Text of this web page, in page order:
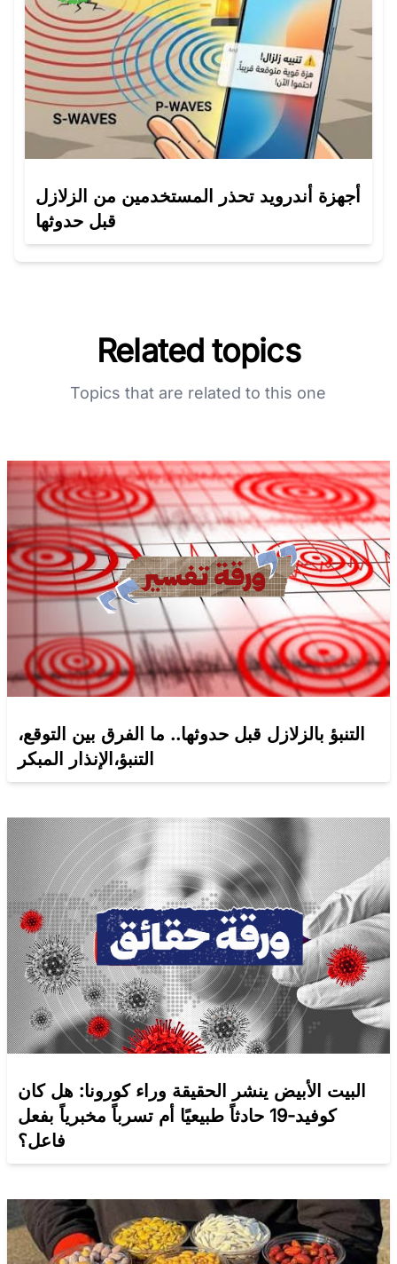
أجهزة أندرويد تحذر المستخدمين من الزلازل
قبل حدوثها
Related topics
Topics that are related to this one
التنبؤ بالزلازل قبل حدوثها.. ما الفرق بين التوقع،
التنبؤ،الإنذار المبكر
البيت الأبيض ينشر الحقيقة وراء كورونا: هل كان
كوفيد-19 حادثاً طبيعيًا أم تسرباً مخبرياً بفعل
فاعل؟